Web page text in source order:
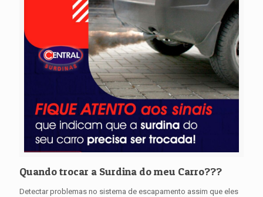
Quando trocar a Surdina do meu Carro???
Detectar problemas no sistema de escapamento assim que eles